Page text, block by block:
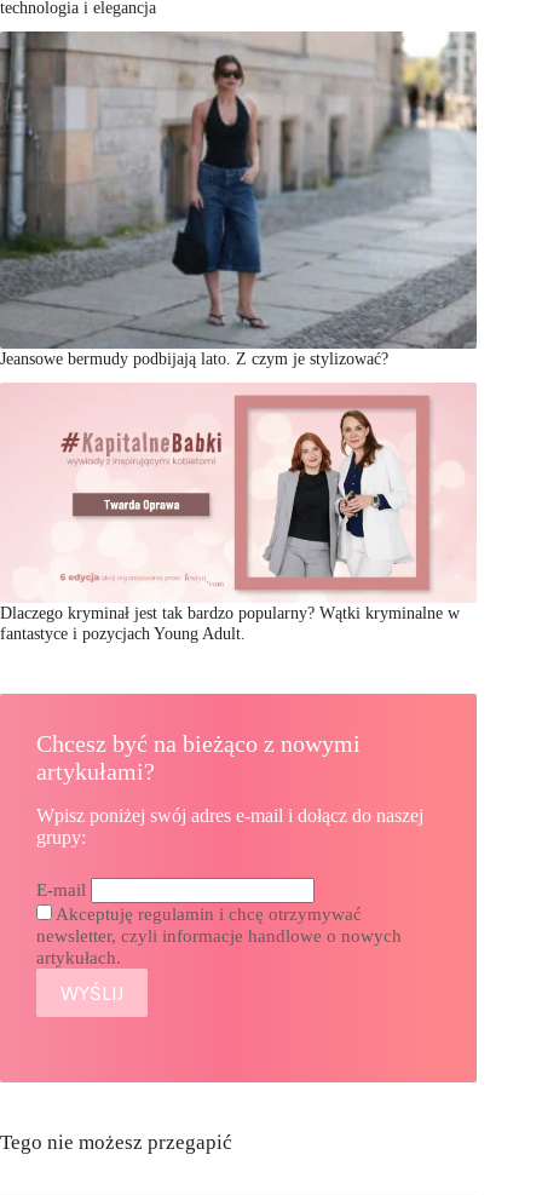
technologia i elegancja
Jeansowe bermudy podbijają lato. Z czym je stylizować?
Dlaczego kryminał jest tak bardzo popularny? Wątki kryminalne w
fantastyce i pozycjach Young Adult.
Chcesz być na bieżąco z nowymi
artykułami?
Wpisz poniżej swój adres e-mail i dołącz do naszej
grupy:
E-mail
Akceptuję regulamin i chcę otrzymywać
newsletter, czyli informacje handlowe o nowych
artykułach.
Tego nie możesz przegapić